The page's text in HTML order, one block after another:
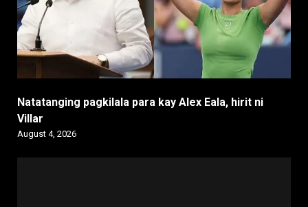
Natatanging pagkilala para kay Alex Eala, hirit ni
Villar
August 4, 2026